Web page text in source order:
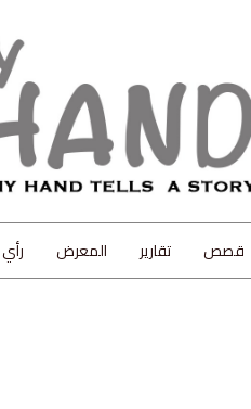
قصص تقارير المعرض رأي